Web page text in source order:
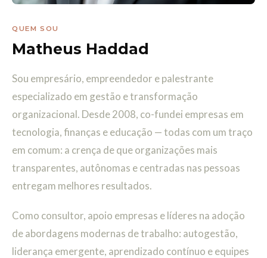
QUEM SOU
Matheus Haddad
Sou empresário, empreendedor e palestrante
especializado em gestão e transformação
organizacional. Desde 2008, co-fundei empresas em
tecnologia, finanças e educação — todas com um traço
em comum: a crença de que organizações mais
transparentes, autônomas e centradas nas pessoas
entregam melhores resultados.
Como consultor, apoio empresas e líderes na adoção
de abordagens modernas de trabalho: autogestão,
liderança emergente, aprendizado contínuo e equipes